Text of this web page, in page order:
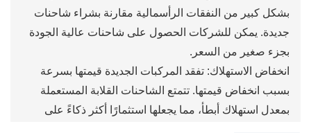
بشكل كبير من النفقات الرأسمالية مقارنة بشراء شاحنات
جديدة. يمكن للشركات الحصول على شاحنات عالية الجودة
بجزء صغير من السعر.
انخفاض الاستهلاك: تفقد المركبات الجديدة قيمتها بسرعة
بسبب انخفاض قيمتها. تتمتع الشاحنات القلابة المستعملة
بمعدل استهلاك أبطأ، مما يجعلها استثمارًا أكثر ذكاءً على